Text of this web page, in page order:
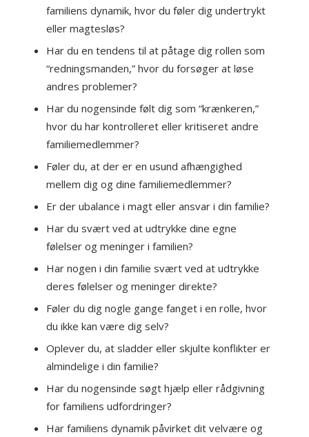
familiens dynamik, hvor du føler dig undertrykt
eller magtesløs?
Har du en tendens til at påtage dig rollen som
“redningsmanden,” hvor du forsøger at løse
andres problemer?
Har du nogensinde følt dig som “krænkeren,”
hvor du har kontrolleret eller kritiseret andre
familiemedlemmer?
Føler du, at der er en usund afhængighed
mellem dig og dine familiemedlemmer?
Er der ubalance i magt eller ansvar i din familie?
Har du svært ved at udtrykke dine egne
følelser og meninger i familien?
Har nogen i din familie svært ved at udtrykke
deres følelser og meninger direkte?
Føler du dig nogle gange fanget i en rolle, hvor
du ikke kan være dig selv?
Oplever du, at sladder eller skjulte konflikter er
almindelige i din familie?
Har du nogensinde søgt hjælp eller rådgivning
for familiens udfordringer?
Har familiens dynamik påvirket dit velvære og